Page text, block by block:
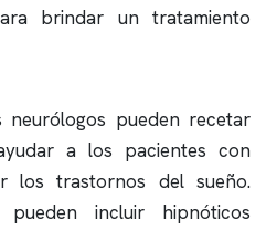
brindar un tratamiento
neurólogos pueden recetar
a los pacientes con
los trastornos del sueño.
pueden incluir hipnóticos